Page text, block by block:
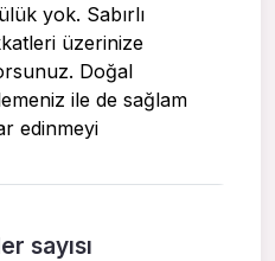
yok. Sabırlı
üzerinize
Doğal
ile de sağlam
edinmeyi
sayısı